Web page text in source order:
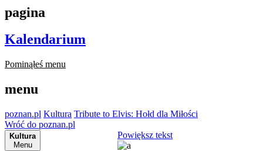
pagina
Kalendarium
Pominąłeś menu
menu
poznan.pl Kultura Tribute to Elvis: Hołd dla Miłości
Wróć do poznan.pl
Kultura
Menu
Powiększ tekst